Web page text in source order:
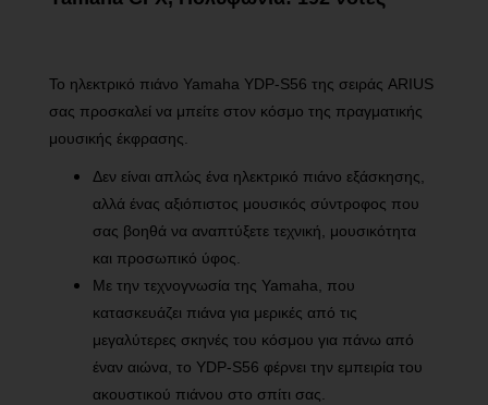
Το ηλεκτρικό πιάνο Yamaha YDP-S56 της σειράς ARIUS
σας προσκαλεί να μπείτε στον κόσμο της πραγματικής
μουσικής έκφρασης.
Δεν είναι απλώς ένα ηλεκτρικό πιάνο εξάσκησης,
αλλά ένας αξιόπιστος μουσικός σύντροφος που
σας βοηθά να αναπτύξετε τεχνική, μουσικότητα
και προσωπικό ύφος.
Με την τεχνογνωσία της Yamaha, που
κατασκευάζει πιάνα για μερικές από τις
μεγαλύτερες σκηνές του κόσμου για πάνω από
έναν αιώνα, το YDP-S56 φέρνει την εμπειρία του
ακουστικού πιάνου στο σπίτι σας.